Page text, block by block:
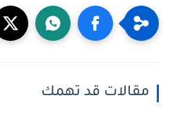
مقالات قد تهمك